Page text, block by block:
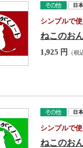
シンプルで
ねこのお
1,925 円 （税
シンプルで
ねこのお